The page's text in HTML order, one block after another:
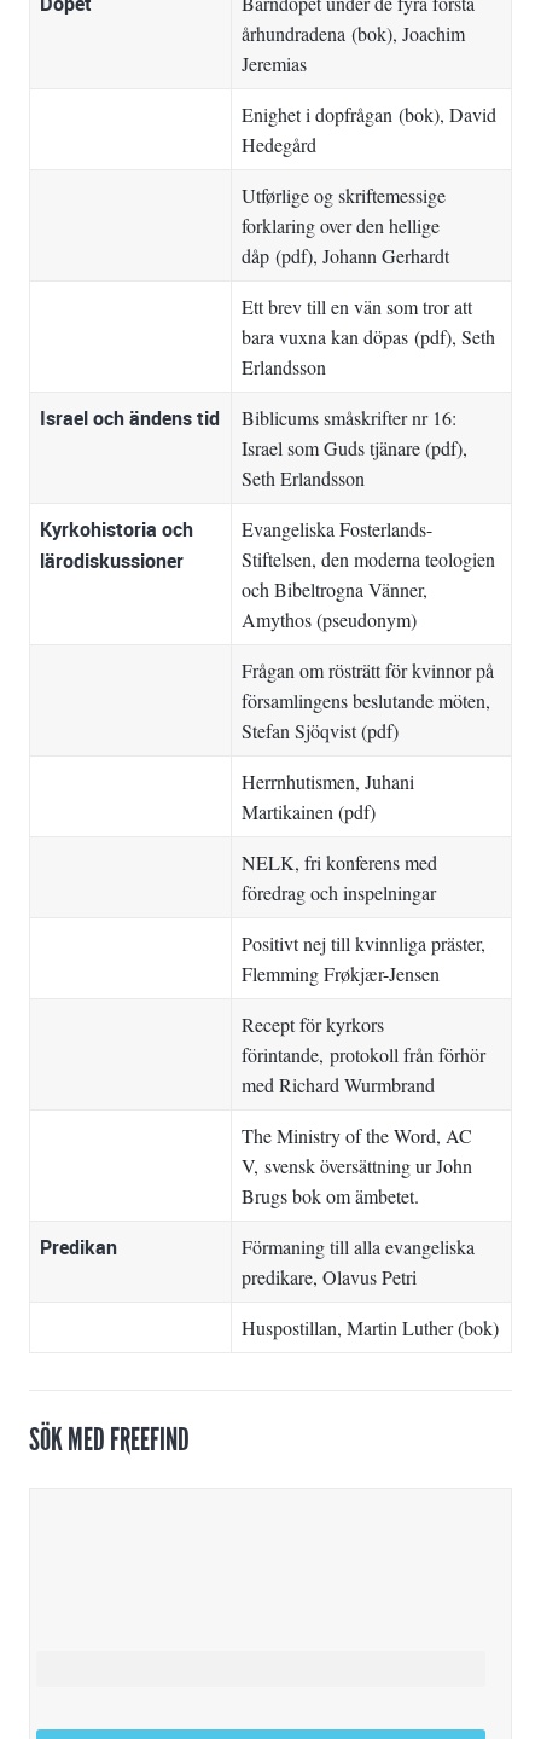
århundradena (bok), Joachim
Jeremias
Enighet i dopfrågan (bok), David
Hedegård
Utførlige og skriftemessige
forklaring over den hellige
dåp (pdf), Johann Gerhardt
Ett brev till en vän som tror att
bara vuxna kan döpas (pdf), Seth
Erlandsson
Israel och ändens tid
Biblicums småskrifter nr 16:
Israel som Guds tjänare(pdf),
Seth Erlandsson
Kyrkohistoria och
lärodiskussioner
Evangeliska Fosterlands-
Stiftelsen, den moderna teologien
och Bibeltrogna Vänner,
Amythos (pseudonym)
Frågan om rösträtt för kvinnor på
församlingens beslutande möten,
Stefan Sjöqvist (pdf)
Herrnhutismen, Juhani
Martikainen (pdf)
NELK, fri konferens med
föredrag och inspelningar
Positivt nej till kvinnliga präster,
Flemming Frøkjær-Jensen
Recept för kyrkors
förintande, protokoll från förhör
med Richard Wurmbrand
The Ministry of the Word, AC
V, svensk översättning ur John
Brugs bok om ämbetet.
Predikan
Förmaning till alla evangeliska
predikare, Olavus Petri
Huspostillan, Martin Luther (bok)
SÖK MED FREEFIND